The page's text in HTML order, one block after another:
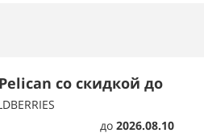
со скидкой до
до 2026.08.10